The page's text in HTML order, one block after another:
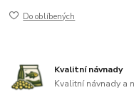
Do oblíbených
Kvalitní návnady
Kvalitní návnady a